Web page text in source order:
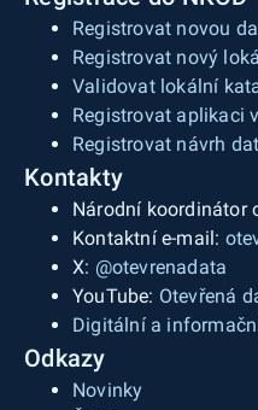
Registrovat novou
Registrovat nový
Validovat lokální
Registrovat aplikaci
Registrovat návrh
Kontakty
Národní koordinátor
Kontaktní e-mail:
X: @otevrenadata
YouTube: Otevřená
Digitální a
Odkazy
Novinky